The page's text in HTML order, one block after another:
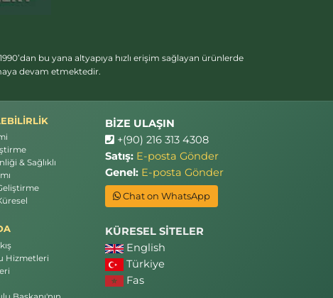
bu yana altyapıya hızlı erişim sağlayan ürünlerde
devam etmektedir.
& Sağlıklı
Hizmetleri
BİZE ULAŞIN
+(90) 216 313 4308
Satış: E-posta Gönder
Genel: E-posta Gönder
Chat on WhatsApp
KÜRESEL SİTELER
English
Türkiye
Fas